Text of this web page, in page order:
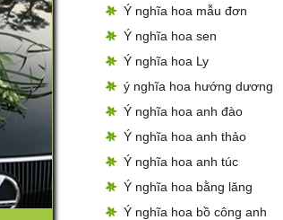
Ý nghĩa hoa mẫu đơn
Ý nghĩa hoa sen
Ý nghĩa hoa Ly
ý nghĩa hoa hướng dương
Ý nghĩa hoa anh đào
Ý nghĩa hoa anh thảo
Ý nghĩa hoa anh túc
Ý nghĩa hoa bằng lăng
Ý nghĩa hoa bồ công anh